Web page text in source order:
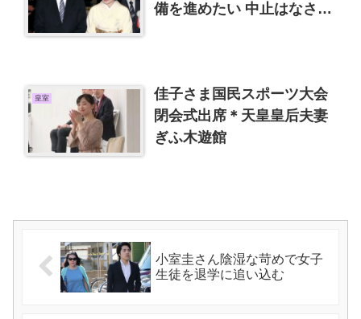
備を進めたい 中止はなさそ
皇室
佳子さま国民スポーツ大会
閉会式出席＊天皇皇后夫妻
ぎふ木遊館
小室圭さん陰湿な苛めで女子
生徒を退学に追い込む